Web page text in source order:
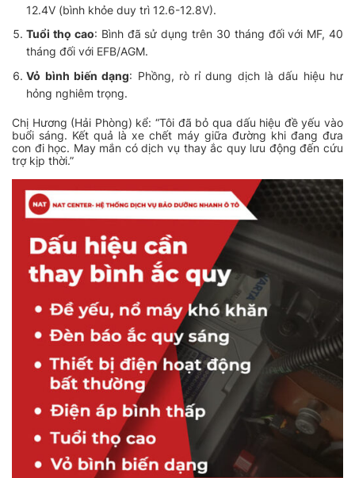
12.4V (bình khỏe duy trì 12.6-12.8V).
Tuổi thọ cao: Bình đã sử dụng trên 30 tháng đối với MF, 40
tháng đối với EFB/AGM.
Vỏ bình biến dạng: Phồng, rò rỉ dung dịch là dấu hiệu hư
hỏng nghiêm trọng.
Chị Hương (Hải Phòng) kể: “Tôi đã bỏ qua dấu hiệu đề yếu vào
buổi sáng. Kết quả là xe chết máy giữa đường khi đang đưa
con đi học. May mắn có dịch vụ thay ắc quy lưu động đến cứu
trợ kịp thời.”